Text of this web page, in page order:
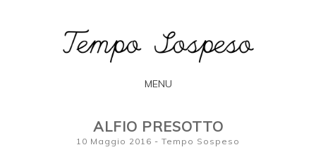
TEMPO
SOSPESO
L'arte secondo Francesca Bogliolo
MENU
ALFIO PRESOTTO
10 Maggio 2016 - Tempo Sospeso